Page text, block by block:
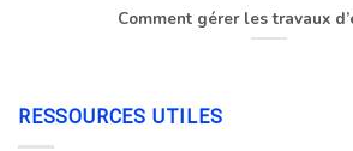
Comment gérer les travaux
RESSOURCES UTILES